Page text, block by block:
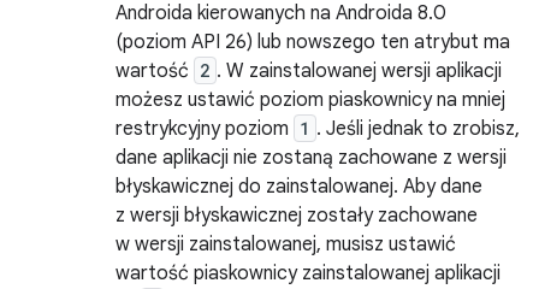
Androida kierowanych na Androida 8.0
(poziom API 26) lub nowszego ten atrybut ma
wartość 2 . W zainstalowanej wersji aplikacji
możesz ustawić poziom piaskownicy na mniej
restrykcyjny poziom 1 . Jeśli jednak to zrobisz,
dane aplikacji nie zostaną zachowane z wersji
błyskawicznej do zainstalowanej. Aby dane
z wersji błyskawicznej zostały zachowane
w wersji zainstalowanej, musisz ustawić
wartość piaskownicy zainstalowanej aplikacji